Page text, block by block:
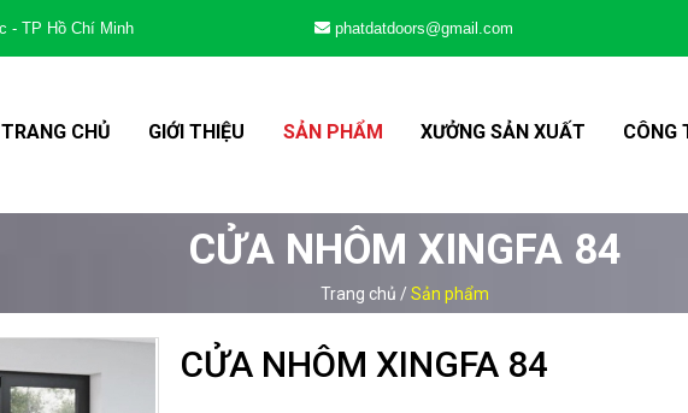
- TP Hồ Chí Minh phatdatdoors@gmail.com
TRANG CHỦ GIỚI THIỆU SẢN PHẨM XƯỞNG SẢN XUẤT CÔNG
CỬA NHÔM XINGFA 84
Trang chủ / Sản phẩm
CỬA NHÔM XINGFA 84